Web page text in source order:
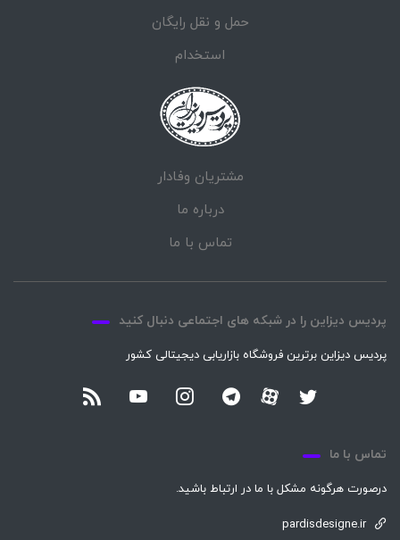
حمل و نقل رایگان
استخدام
مشتریان وفادار
درباره ما
تماس با ما
پردیس دیزاین را در شبکه های اجتماعی دنبال کنید
پردیس دیزاین برترین فروشگاه بازاریابی دیجیتالی کشور
تماس با ما
درصورت هرگونه مشکل با ما در ارتباط باشید.
pardisdesigne.ir